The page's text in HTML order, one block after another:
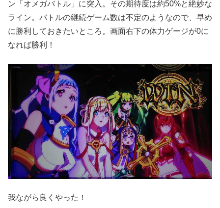
ン「オメガバトル」に突入。その期待度は約50%と絶妙な
ライン。バトルの継続ゲーム数は不定のようなので、早め
に勝利しておきたいところ。画面右下の体力ゲージが0に
なれば勝利！
我ながら良くやった！